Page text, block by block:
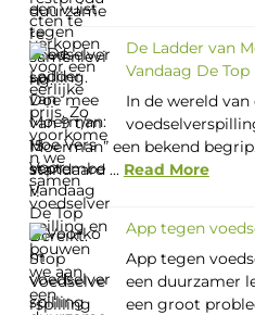
De Ladder van
Vandaag De
In de wereld
Moerman” een bekend
standaard ... Read More
App tegen
App tegen
een duurzamer
een groot